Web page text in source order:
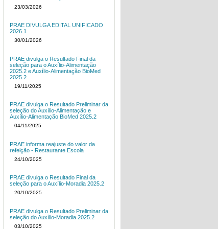
23/03/2026
PRAE DIVULGA EDITAL UNIFICADO
2026.1
30/01/2026
PRAE divulga o Resultado Final da
seleção para o Auxílio-Alimentação
2025.2 e Auxílio-Alimentação BioMed
2025.2
19/11/2025
PRAE divulga o Resultado Preliminar da
seleção do Auxílio-Alimentação e
Auxílio-Alimentação BioMed 2025.2
04/11/2025
PRAE informa reajuste do valor da
refeição - Restaurante Escola
24/10/2025
PRAE divulga o Resultado Final da
seleção para o Auxílio-Moradia 2025.2
20/10/2025
PRAE divulga o Resultado Preliminar da
seleção do Auxílio-Moradia 2025.2
03/10/2025